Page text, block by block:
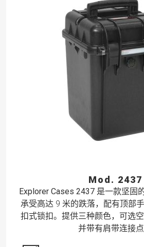
Mod. 2437
Explorer Cases 2437是一款坚固
承受高达 9 米的跌落，配有顶部
扣式锁扣。提供三种颜色，可选空
并带有肩带连接点